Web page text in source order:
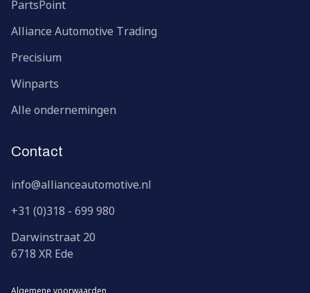
PartsPoint
Alliance Automotive Trading
Precisium
Winparts
Alle ondernemingen
Contact
info@allianceautomotive.nl
+31 (0)318 - 699 980
Darwinstraat 20
6718 XR Ede